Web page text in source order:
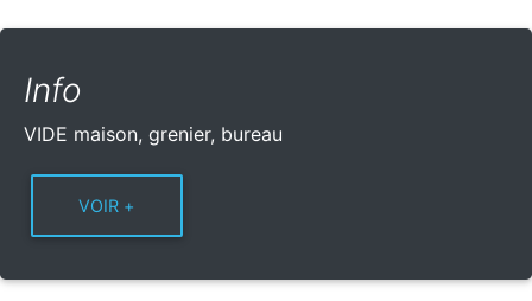
Info
VIDE maison, grenier, bureau